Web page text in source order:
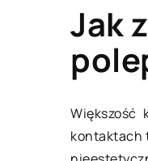
Jak
Większość
kontaktach